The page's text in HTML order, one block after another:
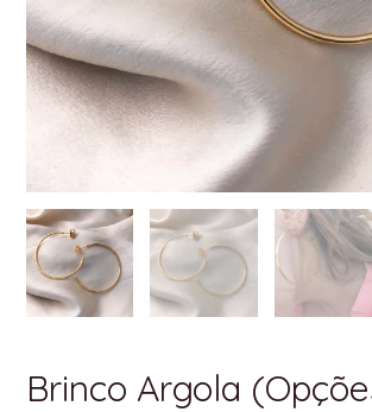
Brinco Argola